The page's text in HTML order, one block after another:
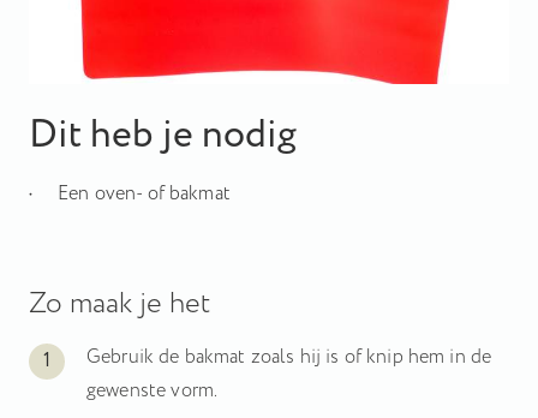
Dit heb je nodig
Een oven- of bakmat
Zo maak je het
Gebruik de bakmat zoals hij is of knip hem in de
gewenste vorm.